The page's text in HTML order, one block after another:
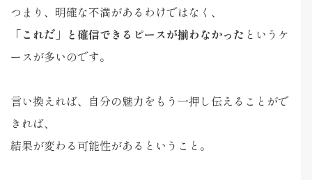
つまり、明確な不満があるわけではなく、
「これだ」と確信できるピースが揃わなかった というケ
ースが多いのです。
言い換えれば、自分の魅力をもう一押し伝えることがで
きれば、
結果が変わる可能性があるということ。